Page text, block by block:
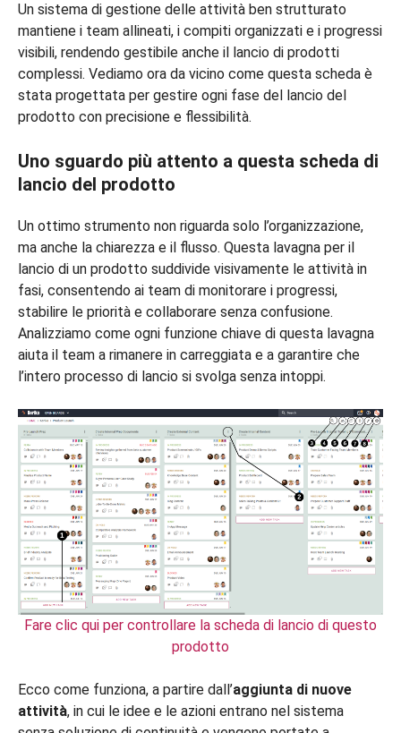
Un sistema di gestione delle attività ben strutturato
mantiene i team allineati, i compiti organizzati e i progressi
visibili, rendendo gestibile anche il lancio di prodotti
complessi. Vediamo ora da vicino come questa scheda è
stata progettata per gestire ogni fase del lancio del
prodotto con precisione e flessibilità.
Uno sguardo più attento a questa scheda di
lancio del prodotto
Un ottimo strumento non riguarda solo l’organizzazione,
ma anche la chiarezza e il flusso. Questa lavagna per il
lancio di un prodotto suddivide visivamente le attività in
fasi, consentendo ai team di monitorare i progressi,
stabilire le priorità e collaborare senza confusione.
Analizziamo come ogni funzione chiave di questa lavagna
aiuta il team a rimanere in carreggiata e a garantire che
l’intero processo di lancio si svolga senza intoppi.
Fare clic qui per controllare la scheda di lancio di questo
prodotto
Ecco come funziona, a partire dall’aggiunta di nuove
attività, in cui le idee e le azioni entrano nel sistema